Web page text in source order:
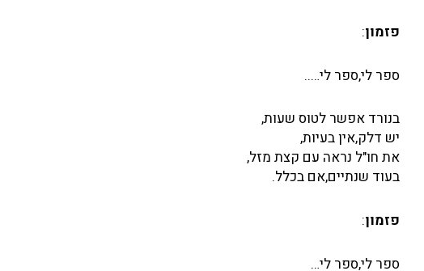
פזמון:
ספר לי,ספר לי…..
בנורד אפשר לטוס שעות,
יש דלק,אין בעיות,
את חו"ל נראה עם קצת מזל,
בעוד שנתיים,אם בכלל.
פזמון:
ספר לי,ספר לי…